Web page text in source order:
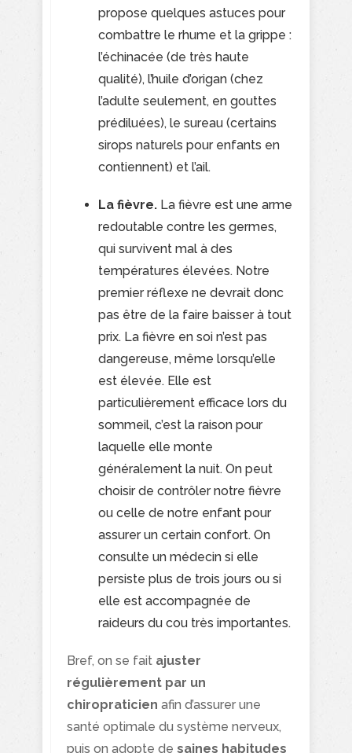
propose quelques astuces pour
combattre le rhume et la grippe :
l’échinacée (de très haute
qualité), l’huile d’origan (chez
l’adulte seulement, en gouttes
prédiluées), le sureau (certains
sirops naturels pour enfants en
contiennent) et l’ail.
La fièvre. La fièvre est une arme
redoutable contre les germes,
qui survivent mal à des
températures élevées. Notre
premier réflexe ne devrait donc
pas être de la faire baisser à tout
prix. La fièvre en soi n’est pas
dangereuse, même lorsqu’elle
est élevée. Elle est
particulièrement efficace lors du
sommeil, c’est la raison pour
laquelle elle monte
généralement la nuit. On peut
choisir de contrôler notre fièvre
ou celle de notre enfant pour
assurer un certain confort. On
consulte un médecin si elle
persiste plus de trois jours ou si
elle est accompagnée de
raideurs du cou très importantes.
Bref, on se fait ajuster
régulièrement par un
chiropraticien afin d’assurer une
santé optimale du système nerveux,
puis on adopte de saines habitudes